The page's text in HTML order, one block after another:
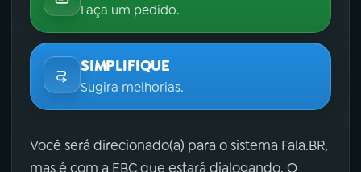
Faça um pedido.
SIMPLIFIQUE
Sugira melhorias.
Você será direcionado(a) para o sistema Fala.BR,
mas é com a EBC que estará dialogando. O